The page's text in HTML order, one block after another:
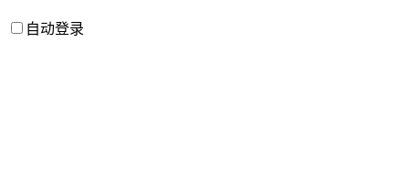
自动登录